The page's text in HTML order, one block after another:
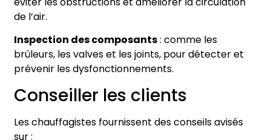
de l’air.
Inspection des composants: comme les
brûleurs, les valves et les joints, pour détecter et
prévenir les dysfonctionnements.
Conseiller les clients
Les chauffagistes fournissent des conseils avisés
sur :